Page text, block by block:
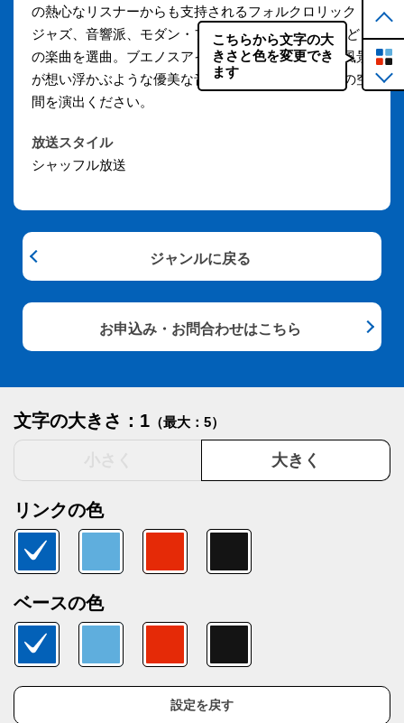
の熱心なリスナーからも支持されるフォルクロリック・
ジャズ、音響派、モダン・フォルクローレ、SSWなど
の楽曲を選曲。ブエノスアイレスやラ・プラタ川の風景
が想い浮かぶような優美な音楽で、大人のこだわりの空
間を演出ください。
放送スタイル
シャッフル放送
ジャンルに戻る
お申込み・お問合わせはこちら
文字の大きさ：1 （最大：5）
大きく
リンクの色
ベースの色
設定を戻す
こちらから文字の大
きさと色を変更でき
ます